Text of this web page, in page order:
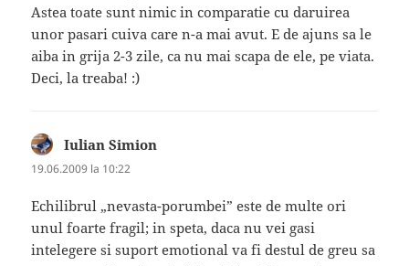
Astea toate sunt nimic in comparatie cu daruirea
unor pasari cuiva care n-a mai avut. E de ajuns sa le
aiba in grija 2-3 zile, ca nu mai scapa de ele, pe viata.
Deci, la treaba! :)
Iulian Simion
19.06.2009 la 10:22
Echilibrul „nevasta-porumbei” este de multe ori
unul foarte fragil; in speta, daca nu vei gasi
intelegere si suport emotional va fi destul de greu sa